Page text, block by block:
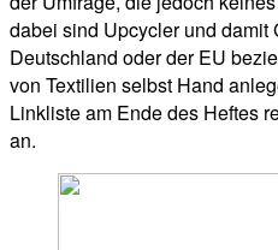
dabei sind Upcycler und damit
Deutschland oder der EU
von Textilien selbst Hand
Linkliste am Ende des Heftes
an.